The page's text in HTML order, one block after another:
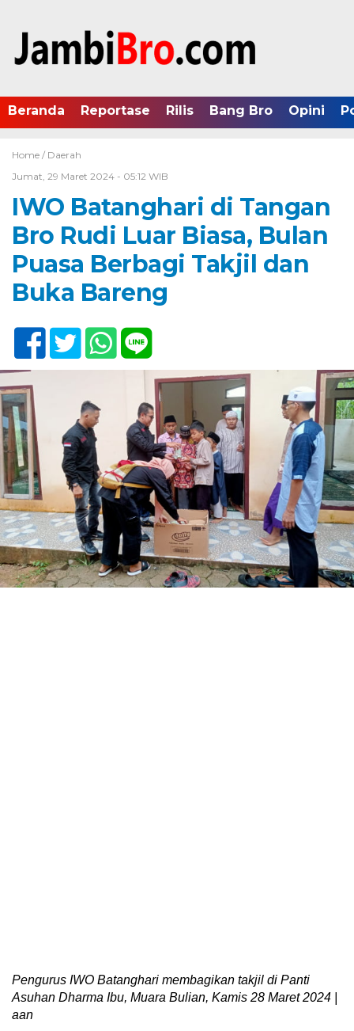
Beranda Reportase Rilis Bang Bro Opini
Home / Daerah
Jumat, 29 Maret 2024 - 05:12 WIB
IWO Batanghari di Tangan
Bro Rudi Luar Biasa, Bulan
Puasa Berbagi Takjil dan
Buka Bareng
Pengurus IWO Batanghari membagikan takjil di Panti
Asuhan Dharma Ibu, Muara Bulian, Kamis 28 Maret 2024 |
aan